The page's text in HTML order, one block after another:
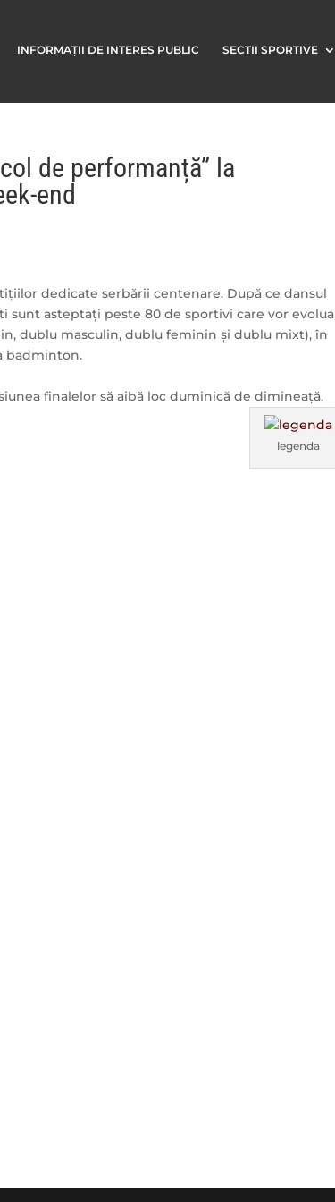
INFORMAȚII DE INTERES PUBLIC SECTII SPORTIVE
de performanță” la
end
dedicate serbării centenare. După ce dansul
sunt așteptați peste 80 de sportivi care vor evolua
dublu masculin, dublu feminin și dublu mixt), în
badminton.
finalelor să aibă loc duminică de dimineață.
legenda